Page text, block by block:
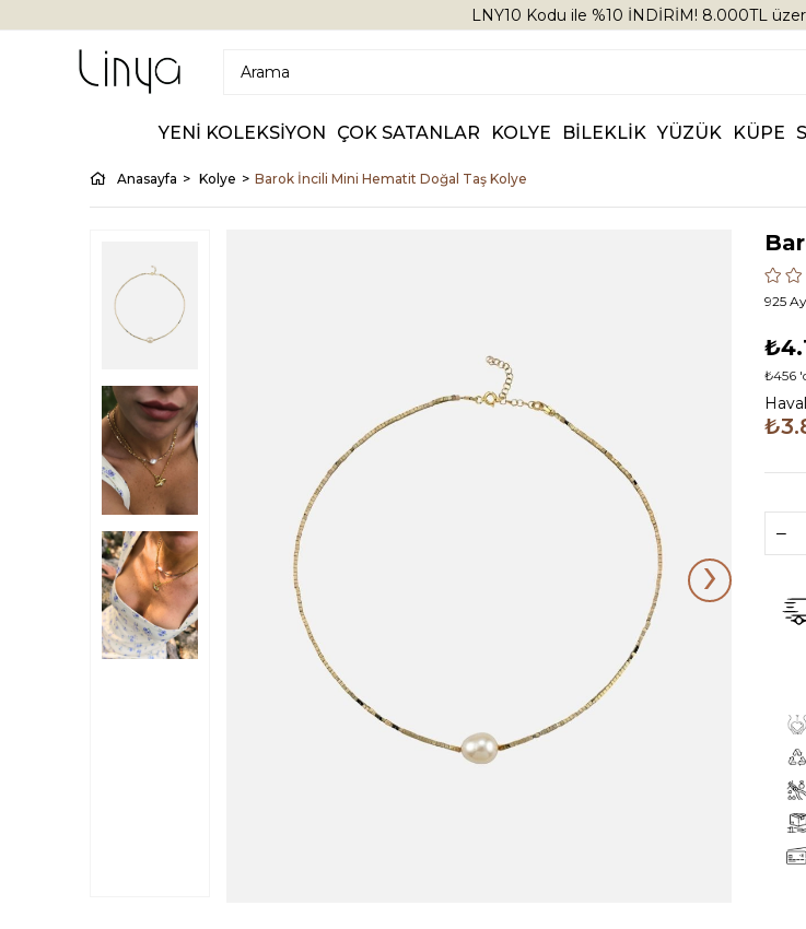
LNY10 Kodu ile %10 İNDİRİM! 8.000TL
YENİ KOLEKSİYON ÇOK SATANLAR KOLYE BİLEKLİK YÜZÜK KÜPE
Anasayfa Kolye Barok İncili Mini Hematit Doğal Taş Kolye
›
925
₺456